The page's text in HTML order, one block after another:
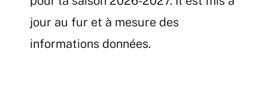
jour au fur et à mesure des
informations données.